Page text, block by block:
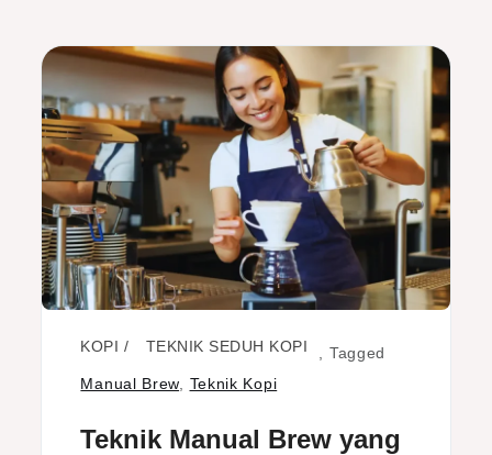
KOPI TEKNIK SEDUH KOPI
Tagged
Manual Brew
Teknik Kopi
Teknik Manual Brew yang